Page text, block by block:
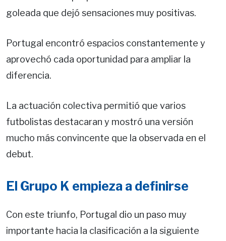
goleada que dejó sensaciones muy positivas.
Portugal encontró espacios constantemente y
aprovechó cada oportunidad para ampliar la
diferencia.
La actuación colectiva permitió que varios
futbolistas destacaran y mostró una versión
mucho más convincente que la observada en el
debut.
El Grupo K empieza a definirse
Con este triunfo, Portugal dio un paso muy
importante hacia la clasificación a la siguiente